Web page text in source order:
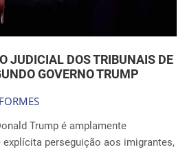
JUDICIAL DOS TRIBUNAIS DE
GOVERNO TRUMP
Trump é amplamente
perseguição aos imigrantes,